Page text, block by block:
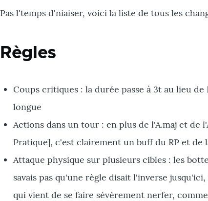
Pas l'temps d'niaiser, voici la liste de tous les
Règles
Coups critiques : la durée passe à 3t au lieu
longue
Actions dans un tour : en plus de l'A.maj et de
Pratique], c'est clairement un buff du RP et de
Attaque physique sur plusieurs cibles : les
savais pas qu'une règle disait l'inverse
qui vient de se faire sévèrement nerfer,